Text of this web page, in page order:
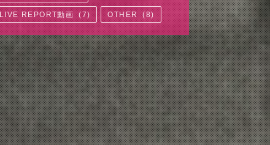
LIVE REPORT動画 (7) OTHER (8)